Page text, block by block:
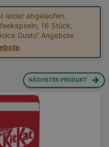
leider abgelaufen.
16 Stück,
Gusto“ Angebote
NÄCHSTES PRODUKT